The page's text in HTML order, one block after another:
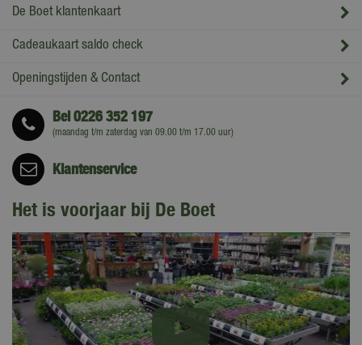
De Boet klantenkaart
Cadeaukaart saldo check
Openingstijden & Contact
Bel0226 352 197
(maandag t/m zaterdag van 09.00 t/m 17.00 uur)
Klantenservice
Het is voorjaar bij De Boet